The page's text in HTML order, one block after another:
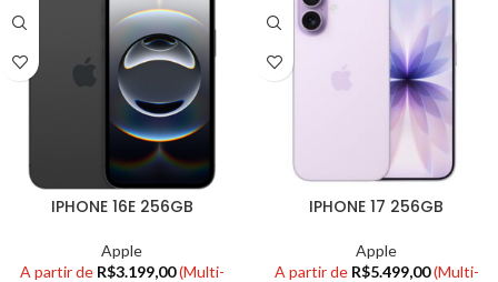
IPHONE 16E 256GB
Apple
A partir de R$3.199,00(Multi-
IPHONE 17 256GB
Apple
A partir de R$5.499,00(Multi-